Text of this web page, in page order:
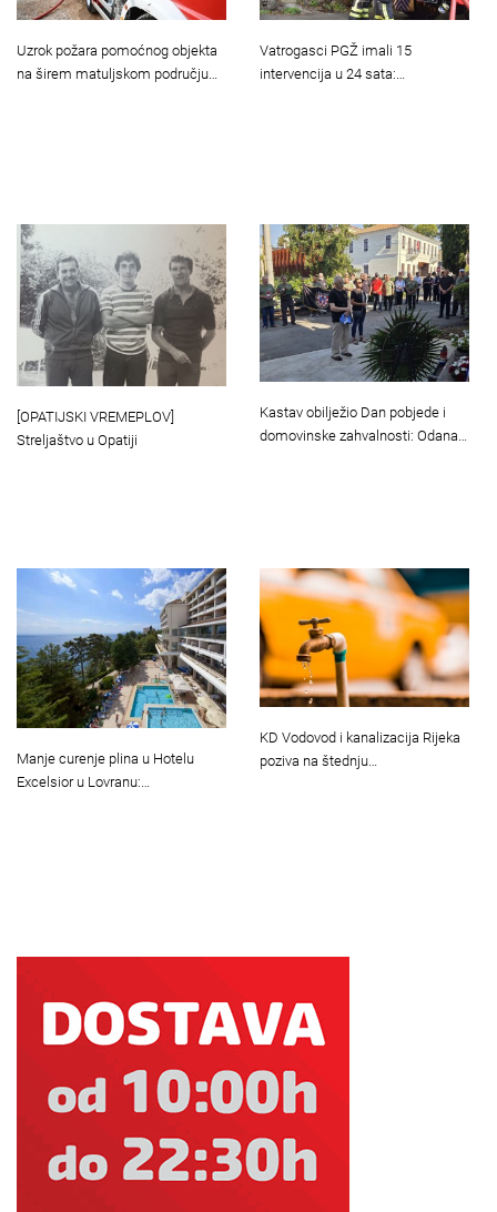
Uzrok požara pomoćnog objekta
na širem matuljskom području…
Vatrogasci PGŽ imali 15
intervencija u 24 sata:…
[OPATIJSKI VREMEPLOV]
Streljaštvo u Opatiji
Kastav obilježio Dan pobjede i
domovinske zahvalnosti: Odana…
Manje curenje plina u Hotelu
Excelsior u Lovranu:…
KD Vodovod i kanalizacija Rijeka
poziva na štednju…